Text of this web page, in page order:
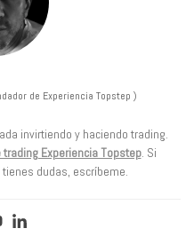
de Experiencia Topstep )
invirtiendo y haciendo trading.
trading Experiencia Topstep. Si
dudas, escríbeme.